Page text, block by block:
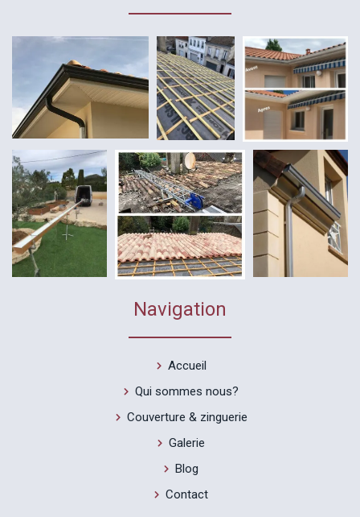
Navigation
Accueil
Qui sommes nous?
Couverture & zinguerie
Galerie
Blog
Contact